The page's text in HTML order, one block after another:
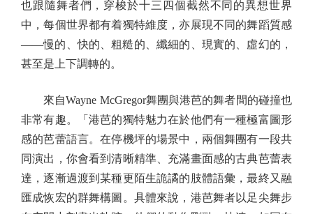
也跟隨舞者們，穿梭於十三四個截然不同的異想世界
中，每個世界都有着獨特維度，亦展現不同的舞蹈質感
——慢的、快的、粗糙的、纖細的、現實的、虛幻的，
甚至是上下調轉的。
來自Wayne McGregor舞團與港芭的舞者間的碰撞也
非常有趣。「港芭的獨特魅力在於他們有一種極富圖形
感的芭蕾語言。在停機坪的場景中，兩個舞團有一段共
同演出，你會看到清晰精準、充滿畫面感的古典芭蕾表
達，逐漸過渡到某種更陌生詭譎的肢體語彙，最終又融
匯成恢宏的群舞構圖。具體來說，港芭舞者以足尖舞步